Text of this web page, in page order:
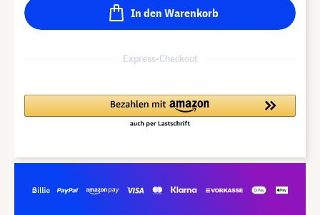
In den Warenkorb
Express-Checkout